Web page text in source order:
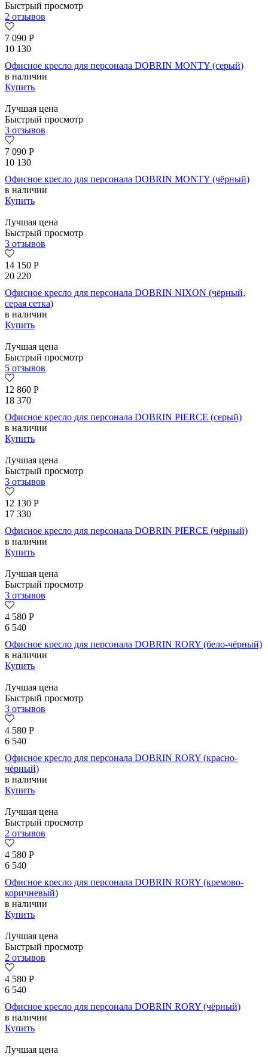
Быстрый просмотр
2 отзывов
7 090 Р
10 130
Офисное кресло для персонала DOBRIN MONTY (серый)
в наличии
Купить
Лучшая цена
Быстрый просмотр
3 отзывов
7 090 Р
10 130
Офисное кресло для персонала DOBRIN MONTY (чёрный)
в наличии
Купить
Лучшая цена
Быстрый просмотр
3 отзывов
14 150 Р
20 220
Офисное кресло для персонала DOBRIN NIXON (чёрный,
серая сетка)
в наличии
Купить
Лучшая цена
Быстрый просмотр
5 отзывов
12 860 Р
18 370
Офисное кресло для персонала DOBRIN PIERCE (серый)
в наличии
Купить
Лучшая цена
Быстрый просмотр
3 отзывов
12 130 Р
17 330
Офисное кресло для персонала DOBRIN PIERCE (чёрный)
в наличии
Купить
Лучшая цена
Быстрый просмотр
3 отзывов
4 580 Р
6 540
Офисное кресло для персонала DOBRIN RORY (бело-чёрный)
в наличии
Купить
Лучшая цена
Быстрый просмотр
3 отзывов
4 580 Р
6 540
Офисное кресло для персонала DOBRIN RORY (красно-
чёрный)
в наличии
Купить
Лучшая цена
Быстрый просмотр
2 отзывов
4 580 Р
6 540
Офисное кресло для персонала DOBRIN RORY (кремово-
коричневый)
в наличии
Купить
Лучшая цена
Быстрый просмотр
2 отзывов
4 580 Р
6 540
Офисное кресло для персонала DOBRIN RORY (чёрный)
в наличии
Купить
Лучшая цена